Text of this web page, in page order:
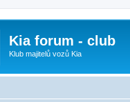
Kia forum - club
Klub majitelů vozů Kia